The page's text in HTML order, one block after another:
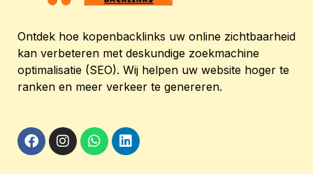
Ontdek hoe kopenbacklinks uw online zichtbaarheid
kan verbeteren met deskundige zoekmachine
optimalisatie (SEO). Wij helpen uw website hoger te
ranken en meer verkeer te genereren.